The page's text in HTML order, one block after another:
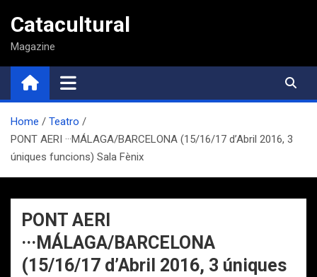
contenido
Catacultural
Magazine
Home
Teatro
PONT AERI ···MÁLAGA/BARCELONA (15/16/17 d’Abril 2016, 3
úniques funcions) Sala Fènix
PONT AERI
···MÁLAGA/BARCELONA
(15/16/17 d’Abril 2016, 3 úniques